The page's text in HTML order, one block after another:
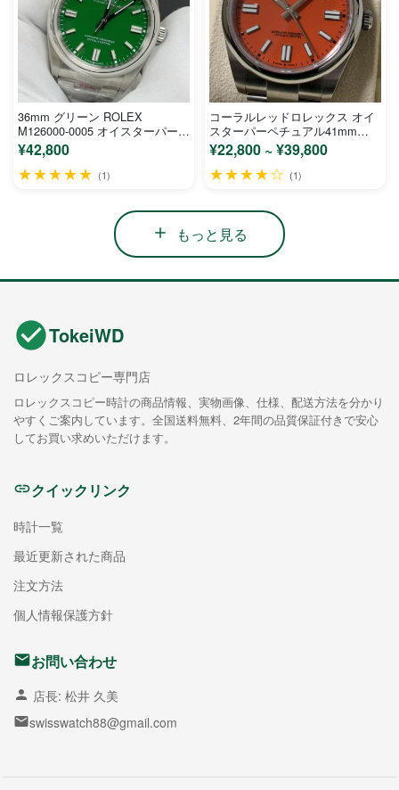
36mm グリーン ROLEX
M126000-0005 オイスターパーペ
チュアル
¥42,800
★★★★★ (1)
コーラルレッドロレックス オイ
スターパーペチュアル41mm
124300
¥22,800 ~ ¥39,800
★★★★☆ (1)
もっと見る
TokeiWD
ロレックスコピー専門店
ロレックスコピー時計の商品情報、実物画像、仕様、配送方法を分かり
やすくご案内しています。全国送料無料、2年間の品質保証付きで安心
してお買い求めいただけます。
クイックリンク
時計一覧
最近更新された商品
注文方法
個人情報保護方針
お問い合わせ
店長: 松井 久美
swisswatch88@gmail.com